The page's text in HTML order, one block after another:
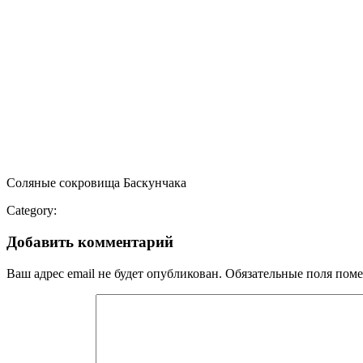
Соляные сокровища Баскунчака
Category:
Добавить комментарий
Ваш адрес email не будет опубликован. Обязательные поля